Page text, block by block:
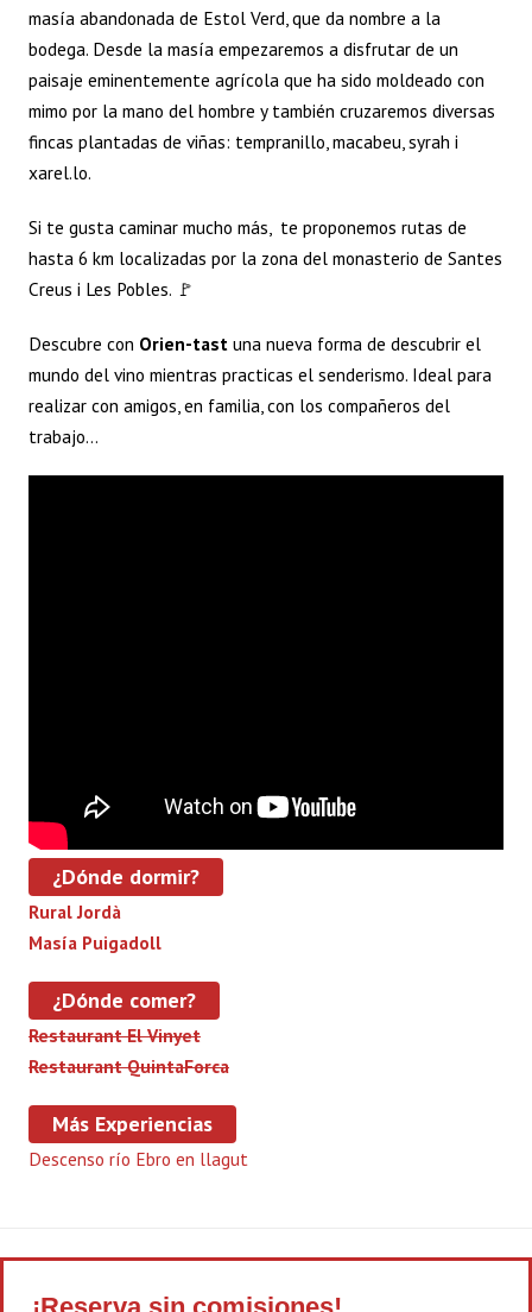
masía abandonada de Estol Verd, que da nombre a la
bodega. Desde la masía empezaremos a disfrutar de un
paisaje eminentemente agrícola que ha sido moldeado con
mimo por la mano del hombre y también cruzaremos diversas
fincas plantadas de viñas: tempranillo, macabeu, syrah i
xarel.lo.
Si te gusta caminar mucho más, te proponemos rutas de
hasta 6 km localizadas por la zona del monasterio de Santes
Creus i Les Pobles. 🚩
Descubre con Orien-tast una nueva forma de descubrir el
mundo del vino mientras practicas el senderismo. Ideal para
realizar con amigos, en familia, con los compañeros del
trabajo…
¿Dónde dormir?
Rural Jordà
Masía Puigadoll
¿Dónde comer?
Restaurant El Vinyet
Restaurant QuintaForca
Más Experiencias
Descenso río Ebro en llagut